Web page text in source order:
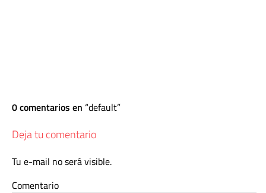
0 comentarios en default
Deja tu comentario
Tu e-mail no será visible.
Comentario